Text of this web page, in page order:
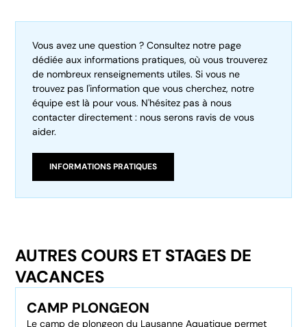
Vous avez une question ? Consultez notre page
dédiée aux informations pratiques, où vous trouverez
de nombreux renseignements utiles. Si vous ne
trouvez pas l'information que vous cherchez, notre
équipe est là pour vous. N'hésitez pas à nous
contacter directement : nous serons ravis de vous
aider.
INFORMATIONS PRATIQUES
AUTRES COURS ET STAGES DE
VACANCES
CAMP PLONGEON
Le camp de plongeon du Lausanne Aquatique permet